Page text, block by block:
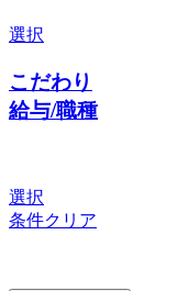
選択
こだわり
給与/職種
選択
条件クリア